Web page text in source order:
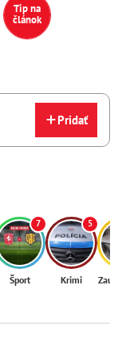
Tip na
článok
Pridať
7
Šport
5
Krimi